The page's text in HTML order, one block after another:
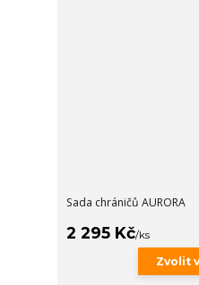
Sada chráničů AURORA
2 295 Kč/ks
Zvolit